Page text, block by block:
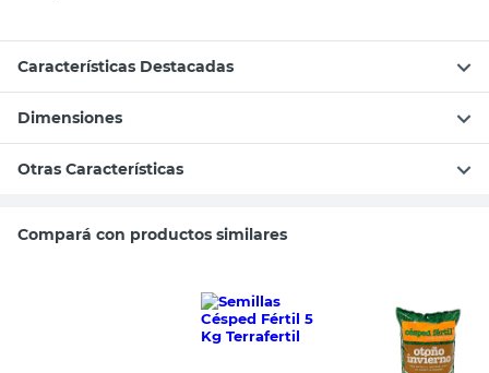
Características Destacadas
Dimensiones
Otras Características
Compará con productos similares